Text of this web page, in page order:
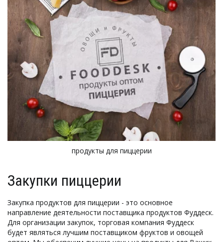
продукты для пиццерии
Закупки пиццерии
Закупка продуктов для пиццерии - это основное
направление деятельности поставщика продуктов Фуддеск.
Для организации закупок, торговая компания Фуддеск
будет являться лучшим поставщиком фруктов и овощей